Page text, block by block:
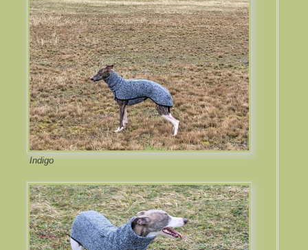
Indigo